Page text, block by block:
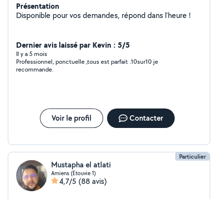
Présentation
Disponible pour vos demandes, répond dans l'heure !
Dernier avis laissé par Kevin : 5/5
Il y a 5 mois
Professionnel, ponctuelle ,tous est parfait .10sur10 je
recommande.
Voir le profil Contacter
Particulier
Mustapha el atlati
Amiens (Etouvie 1)
4,7/5 (88 avis)